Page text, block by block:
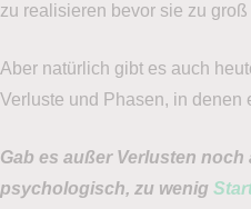
zu realisieren bevor sie zu groß
Aber natürlich gibt es auch
Verluste und Phasen, in denen
Gab es außer Verlusten
psychologisch, zu wenig